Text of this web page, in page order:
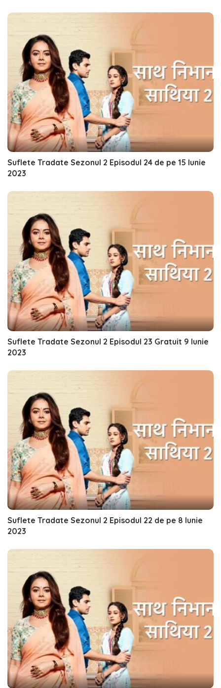
Suflete Tradate Sezonul 2 Episodul 24 de pe 15 Iunie
2023
Suflete Tradate Sezonul 2 Episodul 23 Gratuit 9 Iunie
2023
Suflete Tradate Sezonul 2 Episodul 22 de pe 8 Iunie
2023